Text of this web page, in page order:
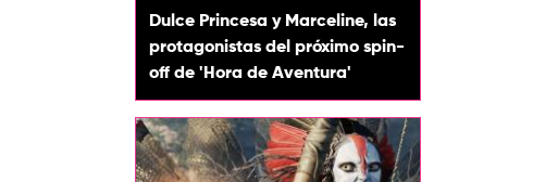
Dulce Princesa y Marceline, las
protagonistas del próximo spin-
off de 'Hora de Aventura'